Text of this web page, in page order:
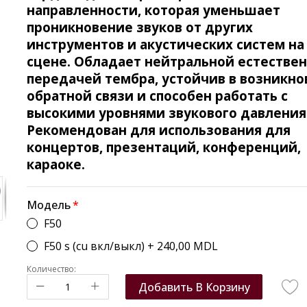
направленности, которая уменьшает
проникновение звуков от других
инструментов и акустических систем на
сцене. Обладает нейтральной
передачей тембра, устойчив в
обратной связи и способен работать с
высокими уровнями звукового
Рекомендован для использования для
концертов, презентаций, конференций,
караоке.
Модель
F50
F50 s (cu вкл/выкл) + 240,00 MDL
Количество:
Добавить В Корзину